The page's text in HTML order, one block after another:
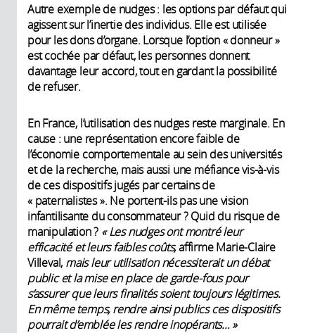
Autre exemple de nudges : les options par défaut qui
agissent sur l’inertie des individus. Elle est utilisée
pour les dons d’organe. Lorsque l’option « donneur »
est cochée par défaut, les personnes donnent
davantage leur accord, tout en gardant la possibilité
de refuser.
En France, l’utilisation des nudges reste marginale. En
cause : une représentation encore faible de
l’économie comportementale au sein des universités
et de la recherche, mais aussi une méfiance vis-à-vis
de ces dispositifs jugés par certains de
« paternalistes ». Ne portent-ils pas une vision
infantilisante du consommateur ? Quid du risque de
manipulation ? « Les nudges ont montré leur
efficacité et leurs faibles coûts,affirme Marie-Claire
Villeval, mais leur utilisation nécessiterait un débat
public et la mise en place de garde-fous pour
s’assurer que leurs finalités soient toujours légitimes.
En même temps, rendre ainsi publics ces dispositifs
pourrait d’emblée les rendre inopérants... »